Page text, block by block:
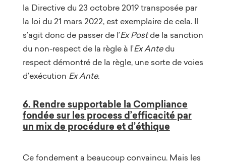
la Directive du 23 octobre 2019 transposée par
la loi du 21 mars 2022, est exemplaire de cela. Il
s’agit donc de passer de l’Ex Postde la sanction
du non-respect de la règle à l’Ex Antedu
respect démontré de la règle, une sorte de voies
d’exécution Ex Ante.
6. Rendre supportable la Compliance
fondée sur les process d’efficacité par
un mix de procédure et d’éthique
Ce fondement a beaucoup convaincu. Mais les